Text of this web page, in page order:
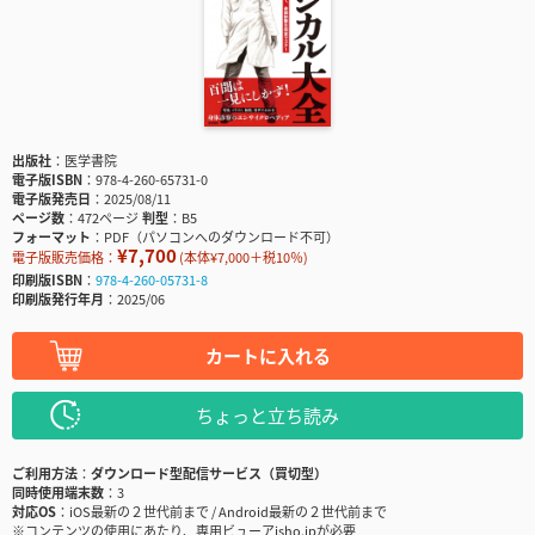
出版社
医学書院
電子版ISBN
978-4-260-65731-0
電子版発売日
2025/08/11
ページ数
472ページ判型
B5
フォーマット
PDF（パソコンへのダウンロード不可）
電子版販売価格： ¥7,700(本体¥7,000＋税10％)
印刷版ISBN
978-4-260-05731-8
印刷版発行年月
2025/06
カートに入れる
ちょっと立ち読み
ご利用方法
ダウンロード型配信サービス（買切型）
同時使用端末数
3
対応OS
iOS最新の２世代前まで / Android最新の２世代前まで
※コンテンツの使用にあたり、専用ビューアisho.jpが必要